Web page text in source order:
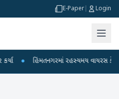
E-Paper Login
● હિંમતનગરમાં રહસ્યમય વાયરસ કે